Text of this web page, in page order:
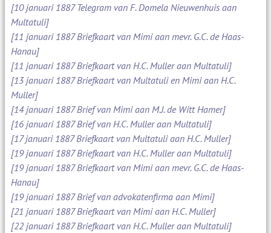
[10 januari 1887 Telegram van F. Domela Nieuwenhuis aan
Multatuli]
[11 januari 1887 Briefkaart van Mimi aan mevr. G.C. de Haas-
Hanau]
[11 januari 1887 Briefkaart van H.C. Muller aan Multatuli]
[13 januari 1887 Briefkaart van Multatuli en Mimi aan H.C.
Muller]
[14 januari 1887 Brief van Mimi aan M.J. de Witt Hamer]
[16 januari 1887 Brief van H.C. Muller aan Multatuli]
[17 januari 1887 Briefkaart van Multatuli aan H.C. Muller]
[19 januari 1887 Briefkaart van H.C. Muller aan Multatuli]
[19 januari 1887 Briefkaart van Mimi aan mevr. G.C. de Haas-
Hanau]
[19 januari 1887 Brief van advokatenfirma aan Mimi]
[21 januari 1887 Briefkaart van Mimi aan H.C. Muller]
[22 januari 1887 Briefkaart van H.C. Muller aan Multatuli]